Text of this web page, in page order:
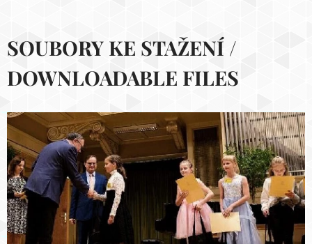
SOUBORY KE STAŽENÍ /
DOWNLOADABLE FILES